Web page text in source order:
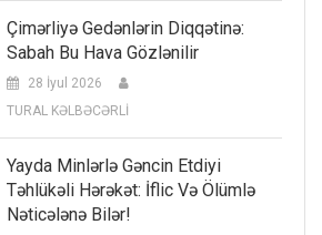
Çimərliyə Gedənlərin Diqqətinə:
Sabah Bu Hava Gözlənilir
28 İyul 2026
TURAL KƏLBƏCƏRLİ
Yayda Minlərlə Gəncin Etdiyi
Təhlükəli Hərəkət: İflic Və Ölümlə
Nəticələnə Bilər!